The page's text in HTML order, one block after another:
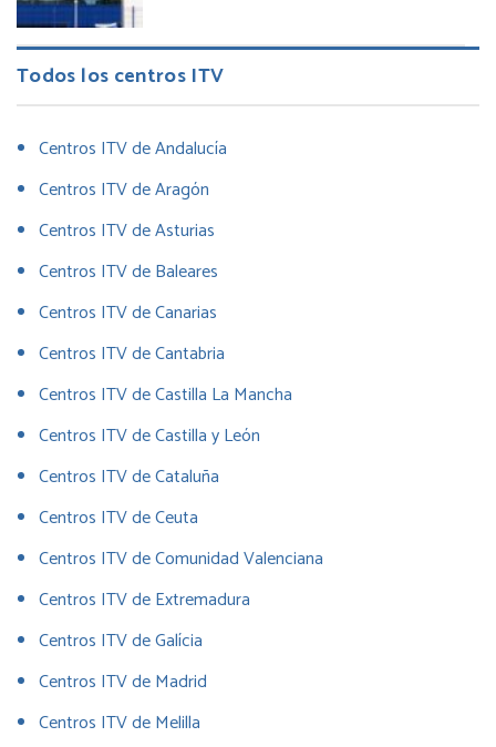
Todos los centros ITV
Centros ITV de Andalucía
Centros ITV de Aragón
Centros ITV de Asturias
Centros ITV de Baleares
Centros ITV de Canarias
Centros ITV de Cantabria
Centros ITV de Castilla La Mancha
Centros ITV de Castilla y León
Centros ITV de Cataluña
Centros ITV de Ceuta
Centros ITV de Comunidad Valenciana
Centros ITV de Extremadura
Centros ITV de Galícia
Centros ITV de Madrid
Centros ITV de Melilla